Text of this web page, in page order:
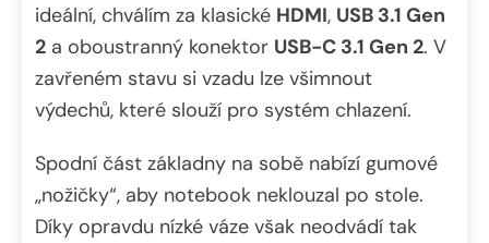
ideální, chválím za klasické HDMI, USB 3.1 Gen
2 a oboustranný konektor USB-C 3.1 Gen 2. V
zavřeném stavu si vzadu lze všimnout
výdechů, které slouží pro systém chlazení.
Spodní část základny na sobě nabízí gumové
„nožičky“, aby notebook neklouzal po stole.
Díky opravdu nízké váze však neodvádí tak